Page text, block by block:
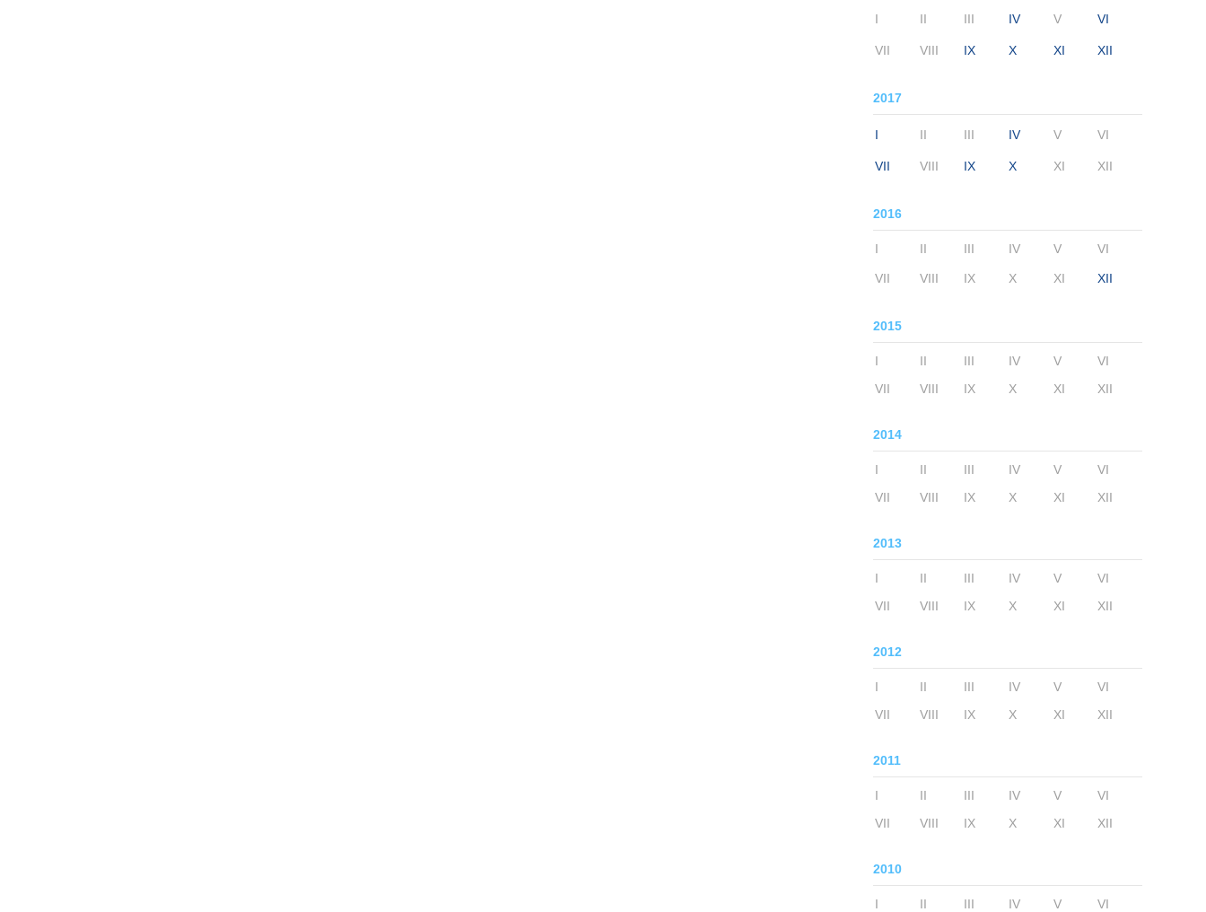
I II III IV V VI
VII VIII IX X XI XII
2017
I II III IV V VI
VII VIII IX X XI XII
2016
I II III IV V VI
VII VIII IX X XI XII
2015
I II III IV V
VI
VII
VIII IX X XI XII
2014
I II III IV V
VI
VII
VIII IX X XI XII
2013
I II III IV V
VI
VII
VIII IX X XI XII
2012
I II III IV V
VI
VII
VIII IX X XI XII
2011
I II III IV V
VI
VII
VIII IX X XI XII
2010
I II III IV V
VI